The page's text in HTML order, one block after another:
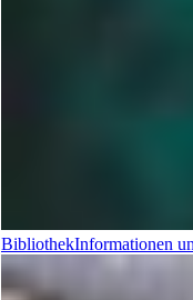
BibliothekInformationen